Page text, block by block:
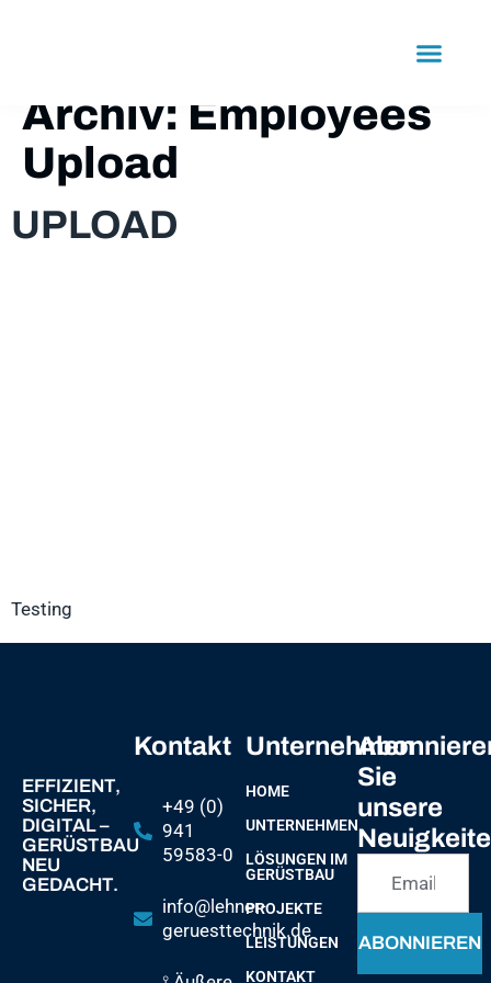
Archiv: Employees
Upload
UPLOAD
Testing
EFFIZIENT,
SICHER,
DIGITAL –
GERÜSTBAU
NEU
GEDACHT.
Kontakt
+49 (0)
941
59583-0
info@lehner-
geruesttechnik.de
Unternehmen
HOME
UNTERNEHMEN
LÖSUNGEN IM
GERÜSTBAU
PROJEKTE
LEISTUNGEN
KONTAKT
Sie
unsere
ABONNIEREN